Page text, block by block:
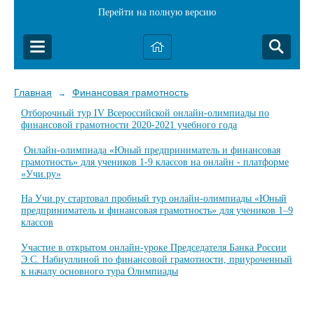
Перейти на полную версию
Главная →
Финансовая грамотность
Отборочный тур IV Всероссийской онлайн-олимпиады по
финансовой грамотности 2020-2021 учебного года
Онлайн-олимпиада «Юный предприниматель и финансовая
грамотность» для учеников 1-9 классов на онлайн - платформе
«Учи.ру»
На Учи.ру стартовал пробный тур онлайн-олимпиады «Юный
предприниматель и финансовая грамотность» для учеников 1–9
классов
Участие в открытом онлайн-уроке Председателя Банка России
Э.С. Набиуллиной по финансовой грамотности, приуроченный
к началу основного тура Олимпиады